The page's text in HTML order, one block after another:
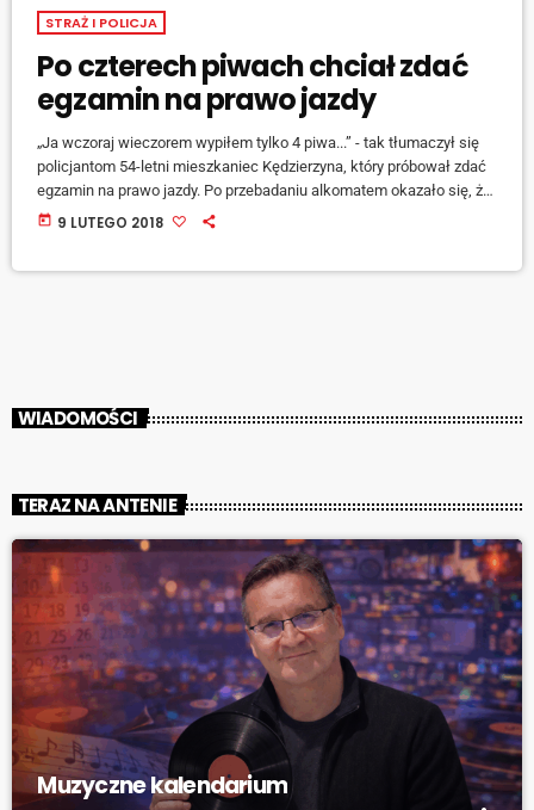
STRAŻ I POLICJA
Po czterech piwach chciał zdać
egzamin na prawo jazdy
„Ja wczoraj wieczorem wypiłem tylko 4 piwa...” - tak tłumaczył się
policjantom 54-letni mieszkaniec Kędzierzyna, który próbował zdać
egzamin na prawo jazdy. Po przebadaniu alkomatem okazało się, że
mężczyzna jest w stanie po użyciu alkoholu. Teraz kursantowi grozi
today 9 LUTEGO 2018
WIADOMOŚCI
TERAZ NA ANTENIE
Muzyczne kalendarium